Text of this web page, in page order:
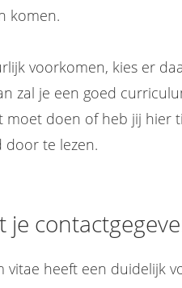
komen.
voorkomen, kies er
zal je een goed
moet doen of heb jij hier
door te lezen.
je
vitae heeft een duidelijk